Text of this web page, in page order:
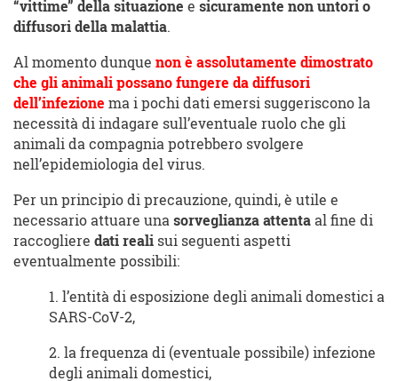
“vittime” della situazione e sicuramente non untori o
diffusori della malattia.
Al momento dunque non è assolutamente dimostrato
che gli animali possano fungere da diffusori
dell’infezione ma i pochi dati emersi suggeriscono la
necessità di indagare sull’eventuale ruolo che gli
animali da compagnia potrebbero svolgere
nell’epidemiologia del virus.
Per un principio di precauzione, quindi, è utile e
necessario attuare una sorveglianza attenta al fine di
raccogliere dati reali sui seguenti aspetti
eventualmente possibili:
1. l’entità di esposizione degli animali domestici a
SARS-CoV-2,
2. la frequenza di (eventuale possibile) infezione
degli animali domestici,